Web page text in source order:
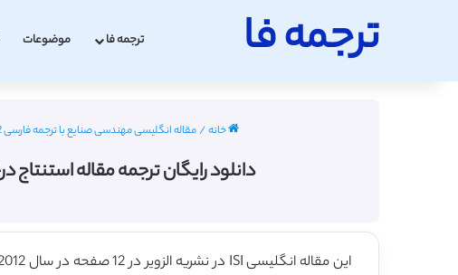
ترجمه فا ترجمه فا موضوعات
خانه/مقاله انگلیسی مهندسی صنایع با ترجمه فارسی 2022 - 2023
دانلود رایگان ترجمه مقاله استنتاج
این مقاله انگلیسی ISI در نشریه الزویر در 12 صفحه در سال 2012 منتشر شده و ترجمه آن 37 صفحه میباشد. کیفیت ترجمه این مقاله ارزان – نقره ای